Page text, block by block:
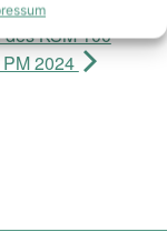
KSM 100
2024